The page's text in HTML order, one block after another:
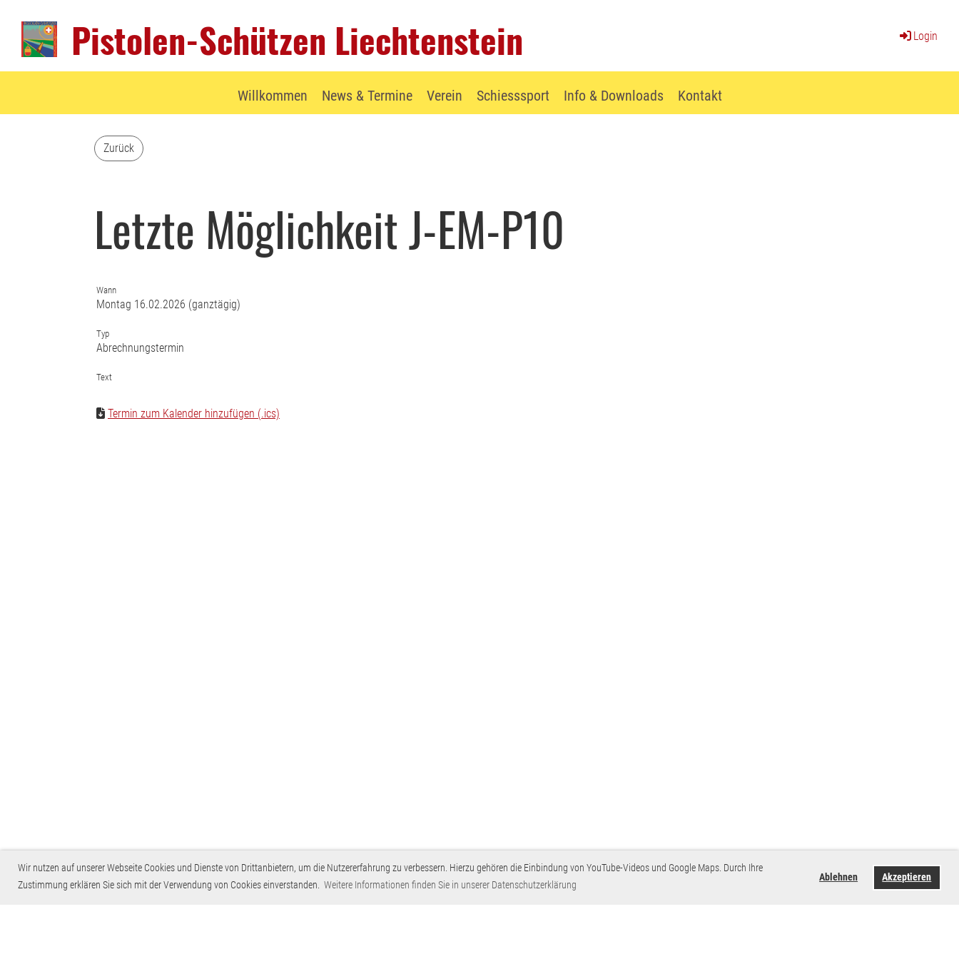
Wir nutzen auf unserer Webseite Cookies und Dienste von Drittanbietern, um die Nutzererfahrung zu verbessern. Hierzu gehören die Einbindung von YouTube-Videos und Google Maps. Durch Ihre
Zustimmung erklären Sie sich mit der Verwendung von Cookies einverstanden. Weitere Informationen finden Sie in unserer Datenschutzerklärung
Ablehnen Akzeptieren
Pistolen-Schützen Liechtenstein Login
Willkommen News & Termine Verein Schiesssport Info & Downloads Kontakt
Zurück
Letzte Möglichkeit J-EM-P10
Wann
Montag 16.02.2026 (ganztägig)
Typ
Abrechnungstermin
Text
Termin zum Kalender hinzufügen (.ics)